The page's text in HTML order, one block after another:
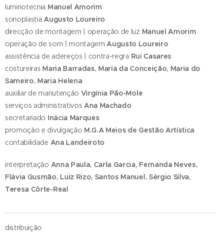
luminotecnia Manuel Amorim
sonoplastiaAugusto Loureiro
direcção de montagem | operação de luz Manuel Amorim
operação de som | montagemAugusto Loureiro
assistência de adereços | contra-regra Rui Casares
costureiras Maria Barradas, Maria da Conceição, Maria do
Sameiro, Maria Helena
auxiliar de manutenção Virgínia Pão-Mole
serviços administrativos Ana Machado
secretariado Inácia Marques
promoção e divulgação M.G.A Meios de Gestão Artística
contabilidade Ana Landeiroto
interpretação Anna Paula, Carla Garcia, Fernanda Neves,
Flávia Gusmão, Luiz Rizo, Santos Manuel, Sérgio Silva,
Teresa Côrte-Real
distribuição